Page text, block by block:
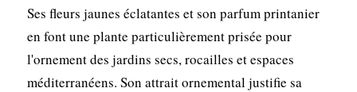
Ses fleurs jaunes éclatantes et son parfum printanier
en font une plante particulièrement prisée pour
l'ornement des jardins secs, rocailles et espaces
méditerranéens. Son attrait ornemental justifie sa